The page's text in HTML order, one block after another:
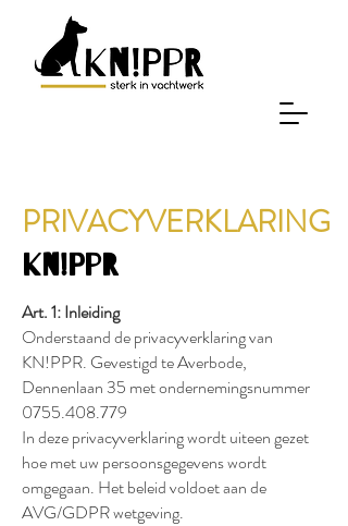
PRIVACYVERKLARING
KN!PPR
Art. 1: Inleiding
Onderstaand de privacyverklaring van
KN!PPR. Gevestigd te Averbode,
Dennenlaan 35 met ondernemingsnummer
0755.408.779
In deze privacyverklaring wordt uiteen gezet
hoe met uw persoonsgegevens wordt
omgegaan. Het beleid voldoet aan de
AVG/GDPR wetgeving.